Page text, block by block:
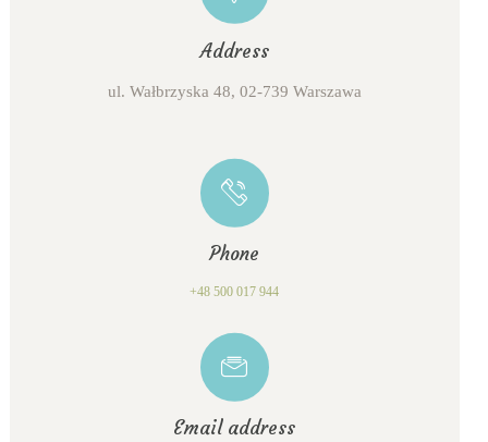
Address
ul. Wałbrzyska 48, 02-739 Warszawa
Phone
+48 500 017 944
Email address